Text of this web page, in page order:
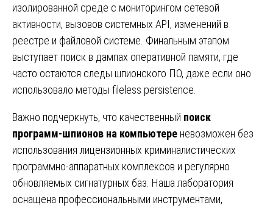
изолированной среде с мониторингом сетевой
активности, вызовов системных API, изменений в
реестре и файловой системе. Финальным этапом
выступает поиск в дампах оперативной памяти, где
часто остаются следы шпионского ПО, даже если оно
использовало методы fileless persistence.
Важно подчеркнуть, что качественный поиск
программ-шпионов на компьютере невозможен без
использования лицензионных криминалистических
программно-аппаратных комплексов и регулярно
обновляемых сигнатурных баз. Наша лаборатория
оснащена профессиональными инструментами,